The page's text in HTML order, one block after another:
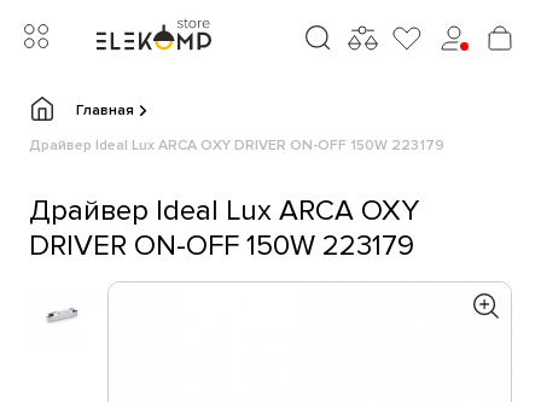
Главная
Драйвер Ideal Lux ARCA OXY DRIVER ON-OFF 150W 223179
Драйвер Ideal Lux ARCA OXY
DRIVER ON-OFF 150W 223179